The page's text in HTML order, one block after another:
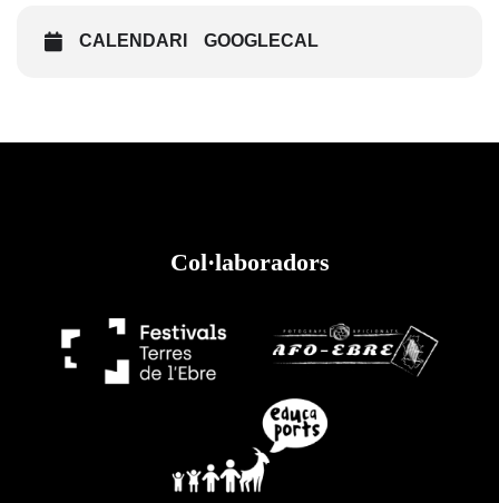
CALENDARI GOOGLECAL
Col·laboradors